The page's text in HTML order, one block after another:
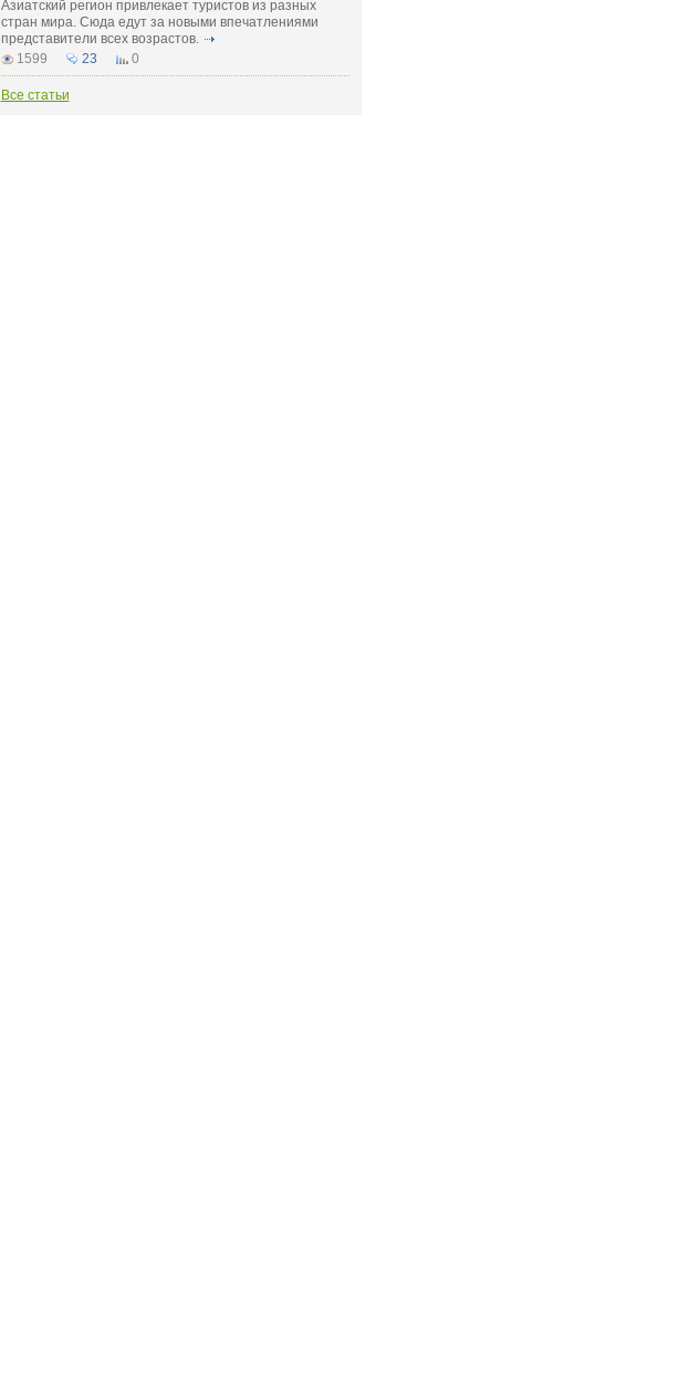
Азиатский регион привлекает туристов из разных
стран мира. Сюда едут за новыми впечатлениями
представители всех возрастов.
1599
23 0
Все статьи